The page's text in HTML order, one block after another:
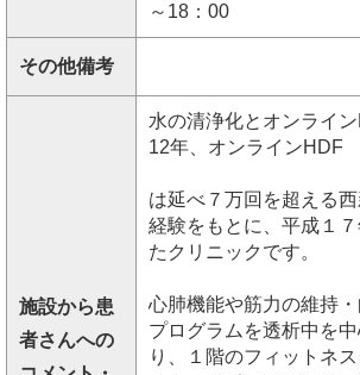
～18：00
その他備考
施設から患
者さんへの
水の清浄化とオンライ
12年、オンラインHDF
は延べ７万回を超える
経験をもとに、平成１
たクリニックです。
心肺機能や筋力の維持
プログラムを透析中を
り、１階のフィットネ